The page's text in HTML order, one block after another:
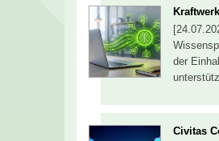
der
Civitas